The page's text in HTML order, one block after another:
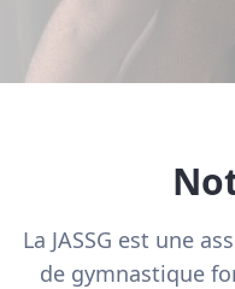
La JASSG est une
de gymnastique